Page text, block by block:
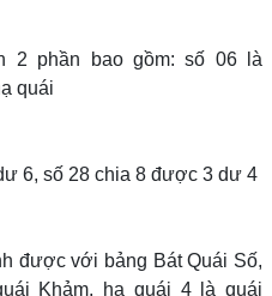
2 phần bao gồm: số 06 là
quái
6, số 28 chia 8 được 3 dư 4
được với bảng Bát Quái Số,
Khảm, hạ quái 4 là quái